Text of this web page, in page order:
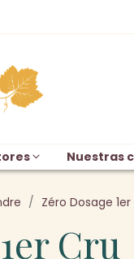
Nuestras
Zéro Dosage
Cru